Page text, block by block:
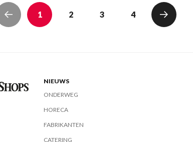
1 2 3 4
NIEUWS
ONDERWEG
HORECA
FABRIKANTEN
CATERING